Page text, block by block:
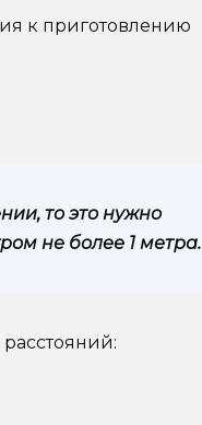
к приготовлению
то это нужно
не более 1 метра.